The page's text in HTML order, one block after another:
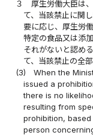
３
厚生労働大臣は
て、当該禁止に関
要に応じ、厚生労
特定の食品又は添
それがないと認め
て、当該禁止の全
(3)
When the
issued a
there is no
resulting from
prohibition,
person